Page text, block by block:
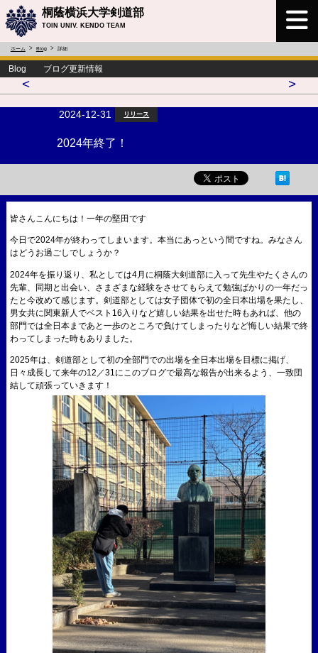
桐蔭横浜大学剣道部
TOIN UNIV. KENDO TEAM
ホーム Blog 詳細
Blog ブログ更新情報
< >
2024-12-31 リリース
2024年終了！
皆さんこんにちは！一年の堅田です
今日で2024年が終わってしまいます。本当にあっという間ですね。みなさん
はどうお過ごしでしょうか？
2024年を振り返り、私としては4月に桐蔭大剣道部に入って先生やたくさんの
先輩、同期と出会い、さまざまな経験をさせてもらえて勉強ばかりの一年だっ
たと今改めて感じます。剣道部としては女子団体で初の全日本出場を果たし、
男女共に関東新人でベスト16入りなど嬉しい結果を出せた時もあれば、他の
部門では全日本まであと一歩のところで負けてしまったりなど悔しい結果で終
わってしまった時もありました。
2025年は、剣道部として初の全部門での出場を全日本出場を目標に掲げ、
日々成長して来年の12／31にこのブログで最高な報告が出来るよう、一致団
結して頑張っていきます！